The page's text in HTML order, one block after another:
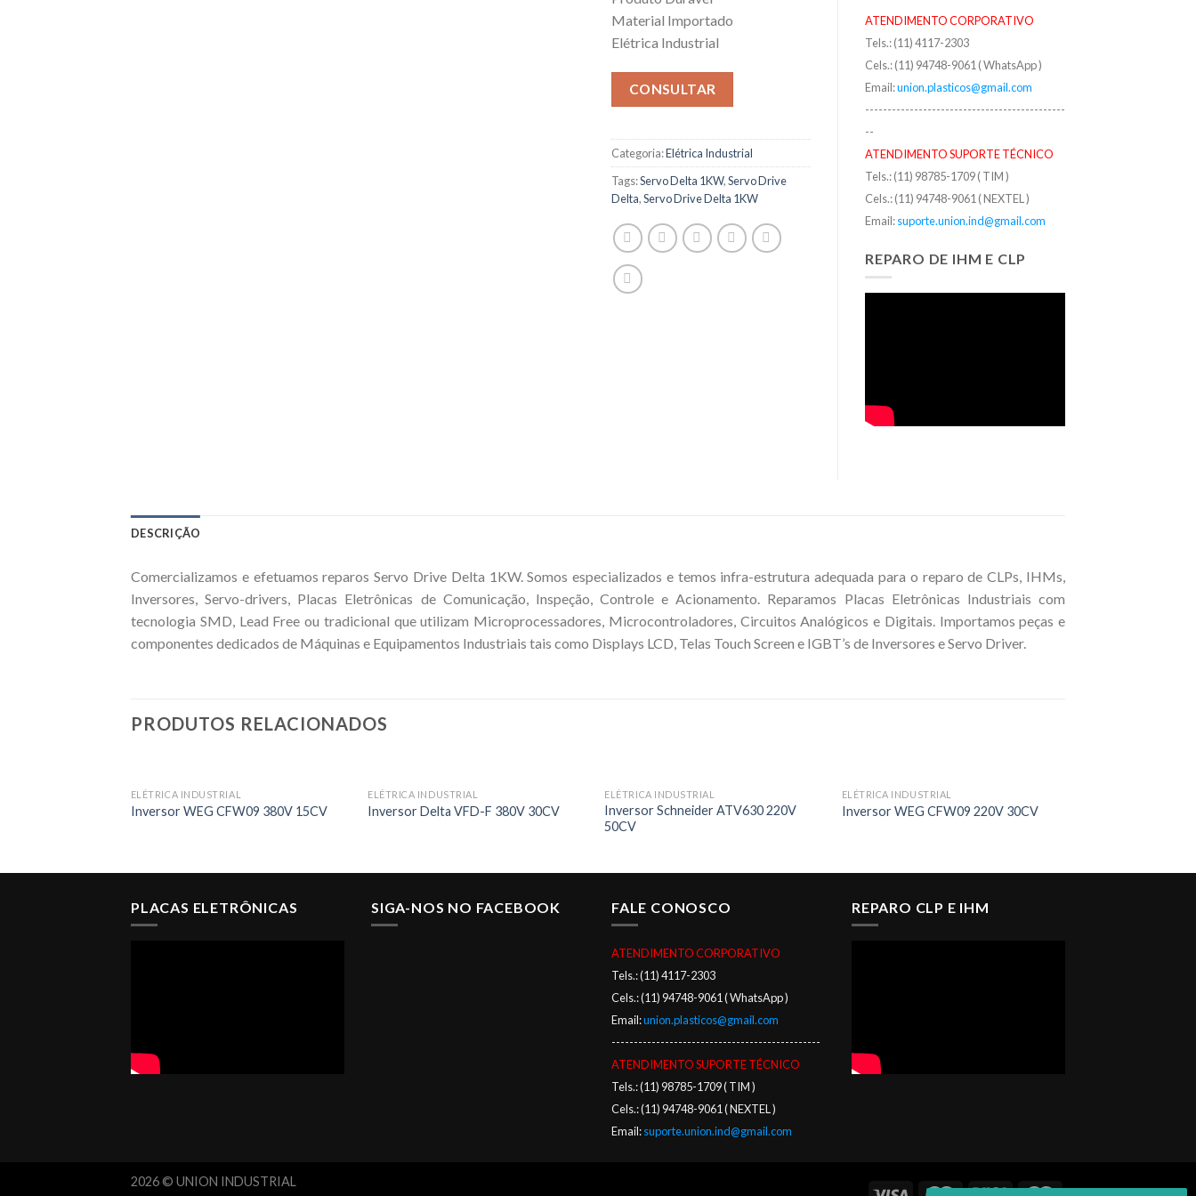
Material Importado
Elétrica Industrial
CONSULTAR
Categoria:Elétrica Industrial
Tags:Servo Delta 1KW,Servo Drive
Delta,Servo Drive Delta 1KW
ATENDIMENTO CORPORATIVO
Tels.: (11) 4117-2303
Cels.: (11) 94748-9061 ( WhatsApp )
Email:union.plasticos@gmail.com
---------------------------------------------
--
ATENDIMENTO SUPORTE TÉCNICO
Tels.: (11) 98785-1709 ( TIM )
Cels.: (11) 94748-9061 ( NEXTEL )
Email:suporte.union.ind@gmail.com
REPARO DE IHM E CLP
DESCRIÇÃO
Comercializamos e efetuamos reparos Servo Drive Delta 1KW. Somos especializados e temos infra-estrutura adequada para o reparo de CLPs, IHMs,
Inversores, Servo-drivers, Placas Eletrônicas de Comunicação, Inspeção, Controle e Acionamento. Reparamos Placas Eletrônicas Industriais com
tecnologia SMD, Lead Free ou tradicional que utilizam Microprocessadores, Microcontroladores, Circuitos Analógicos e Digitais. Importamos peças e
componentes dedicados de Máquinas e Equipamentos Industriais tais como Displays LCD, Telas Touch Screen e IGBT’s de Inversores e Servo Driver.
PRODUTOS RELACIONADOS
ELÉTRICA INDUSTRIAL
Inversor WEG CFW09 380V 15CV
ELÉTRICA INDUSTRIAL
Inversor Delta VFD-F 380V 30CV
ELÉTRICA INDUSTRIAL
Inversor Schneider ATV630 220V
50CV
ELÉTRICA INDUSTRIAL
Inversor WEG CFW09 220V 30CV
PLACAS ELETRÔNICAS SIGA-NOS NO FACEBOOK FALE CONOSCO
ATENDIMENTO CORPORATIVO
Tels.: (11) 4117-2303
Cels.: (11) 94748-9061 ( WhatsApp )
Email:union.plasticos@gmail.com
-----------------------------------------------
ATENDIMENTO SUPORTE TÉCNICO
Tels.: (11) 98785-1709 ( TIM )
Cels.: (11) 94748-9061 ( NEXTEL )
Email:suporte.union.ind@gmail.com
REPARO CLP E IHM
2026 © UNION INDUSTRIAL